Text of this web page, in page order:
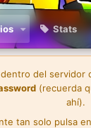
Stats
del servidor
(recuerda
ahí).
tan solo pulsa